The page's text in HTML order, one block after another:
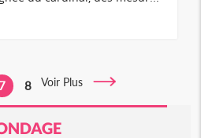
7 8 Voir Plus